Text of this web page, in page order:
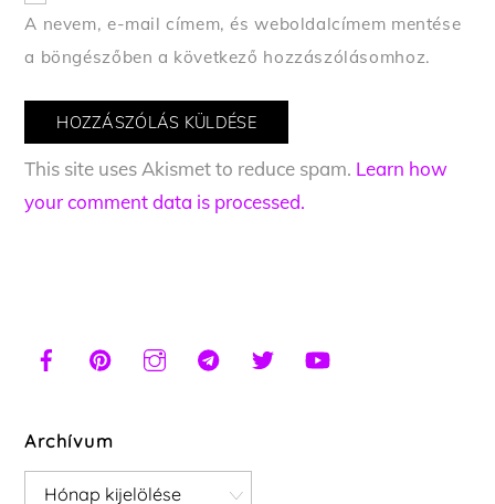
A nevem, e-mail címem, és weboldalcímem mentése
a böngészőben a következő hozzászólásomhoz.
This site uses Akismet to reduce spam. Learn how
your comment data is processed.
Archívum
Archívum